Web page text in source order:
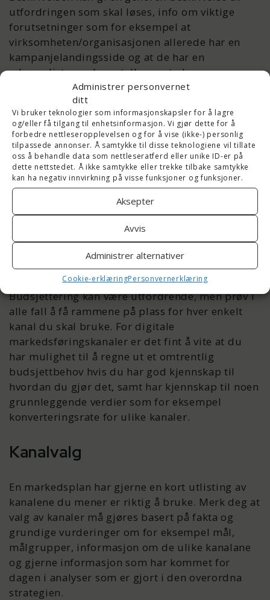
Administrer personvernet
ditt
Vi bruker teknologier som informasjonskapsler for å lagre
og/eller få tilgang til enhetsinformasjon. Vi gjør dette for å
forbedre nettleseropplevelsen og for å vise (ikke-) personlig
tilpassede annonser. Å samtykke til disse teknologiene vil tillate
oss å behandle data som nettleseratferd eller unike ID-er på
dette nettstedet. Å ikke samtykke eller trekke tilbake samtykke
kan ha negativ innvirkning på visse funksjoner og funksjoner.
Aksepter
Avvis
Administrer alternativer
Cookie-erklæringPersonvernerklæring
utfordringen som skal løses, info om viktige
forutsetninger som for eksempel at
virksomheten/organisasjonen allerede har en
kampanjelandingsside og at de har en
adresseliste med x antall e-postadresser som
har gitt markedsføringssamtykke.
Budsjett
En god markedsplan bør også ha et overordna
budsjett som sier noe om hvor store økonomiske
ressurser som skal settes av. Budsjettet kan
legge føringer for kanalvalg, blant annet fordi
enkelte målgrupper er dyrere å nå enn andre og
fordi enkelte kanaler er mer kostnadskrevende å
bruke – noe avhengig av hvor i kjøpstrakta
målgruppene du skal nå ut til befinner seg.
Budsjettering kan være utfordrende, men prøv i
alle fall å få rammene på plass for hver enkelt
kanal du skal bruke. For digitale
markedsføringskanaler er det fint å vite at du
har mulighet til å regne ut et omtrentlig
budsjettbehov hvis du har god kjennskap til
hvordan du gjør det, samt har kjennskap til noen
grunnleggende verdier som for eksempel
konverteringsrate for ulike kanaler.
Kanalvalg
En markedsplan har gjerne en kort utlisting av
kanalene du mener er riktig å bruke. Merk deg at
valg av kanaler må gjøres basert på fakta og
grundige vurderinger om for eksempel mål,
målgrupper, informasjon om de ulike kanalane
og gjerne informasjon som har kommet for
dagen i analyser som er gjort i den overordna
strategien.